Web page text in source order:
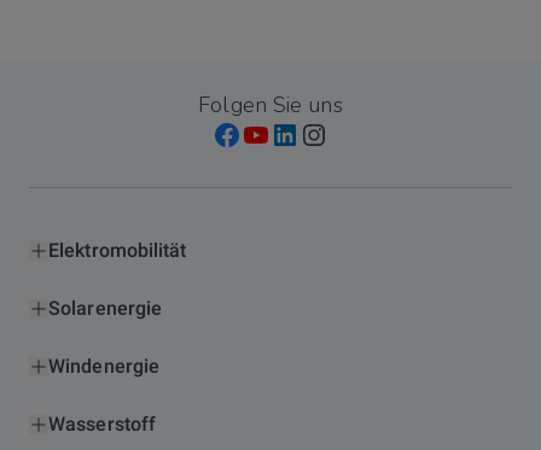
Folgen Sie uns
Elektromobilität
Solarenergie
Windenergie
Wasserstoff